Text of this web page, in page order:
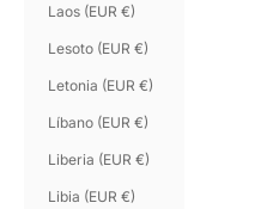
Laos (EUR €)
Lesoto (EUR €)
Letonia (EUR €)
Líbano (EUR €)
Liberia (EUR €)
Libia (EUR €)